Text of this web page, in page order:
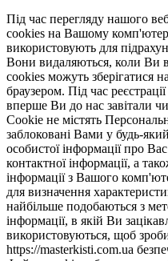
Під час перегляду нашого
cookies на Вашому
використовують для
Вони видаляються, коли Ви
cookies можуть
браузером. Під час
вперше Ви до нас завітали
Cookie не містять
заблоковані Вами у будь-
особистої інформації про
контактної інформації, а
інформації з Вашого
для визначення
найбільше подобаються з
інформації, в якій Ви
використовуються, щоб
https://masterkisti.com.ua